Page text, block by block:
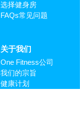
选择健身房
FAQs常见问题
关于我们
One Fitness公司
我们的宗旨
健康计划